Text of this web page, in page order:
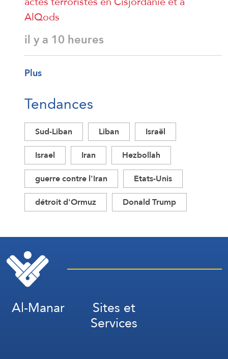
AlQods
il y a 10 heures
Plus
Tendances
Sud-Liban Liban
Israël
Israel
Iran
Hezbollah
guerre contre l'Iran
Etats-Unis
détroit d'Ormuz
Donald Trump
Al-Manar Sites et
Services